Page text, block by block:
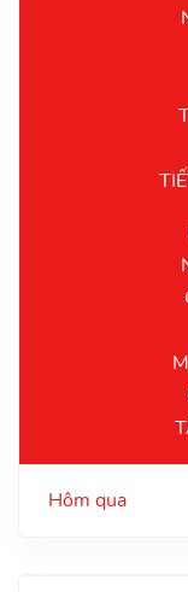
Hôm qua